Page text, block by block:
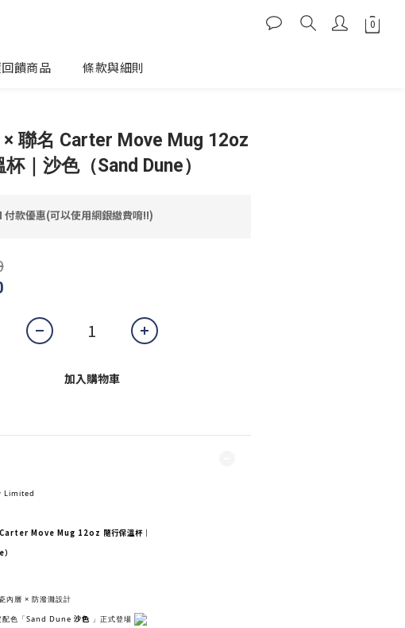
饋商品 條款與細則
× 聯名 Carter Move Mug 12oz
｜沙色（Sand Dune）
付款優惠(可以使用網銀繳費唷!!)
加入購物車
Limited
Move Mug 12oz 隨行保溫杯｜
內層 × 防潑濺設計
配色「Sand Dune 沙色 」正式登場